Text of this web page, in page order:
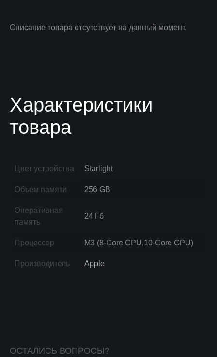
Описание товара отсутствует на данный момент.
Характеристики
товара
Цвет устройства Starlight
Объем памяти 256 GB
Оперативная
память
24 Гб
Процессор M3 (8-Core CPU,10-Core GPU)
Производитель Apple
ОСТАЛИСЬ ВОПРОСЫ?